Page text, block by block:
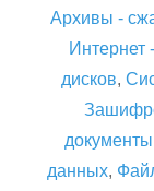
Архивы -
дисков,
документы
данных,